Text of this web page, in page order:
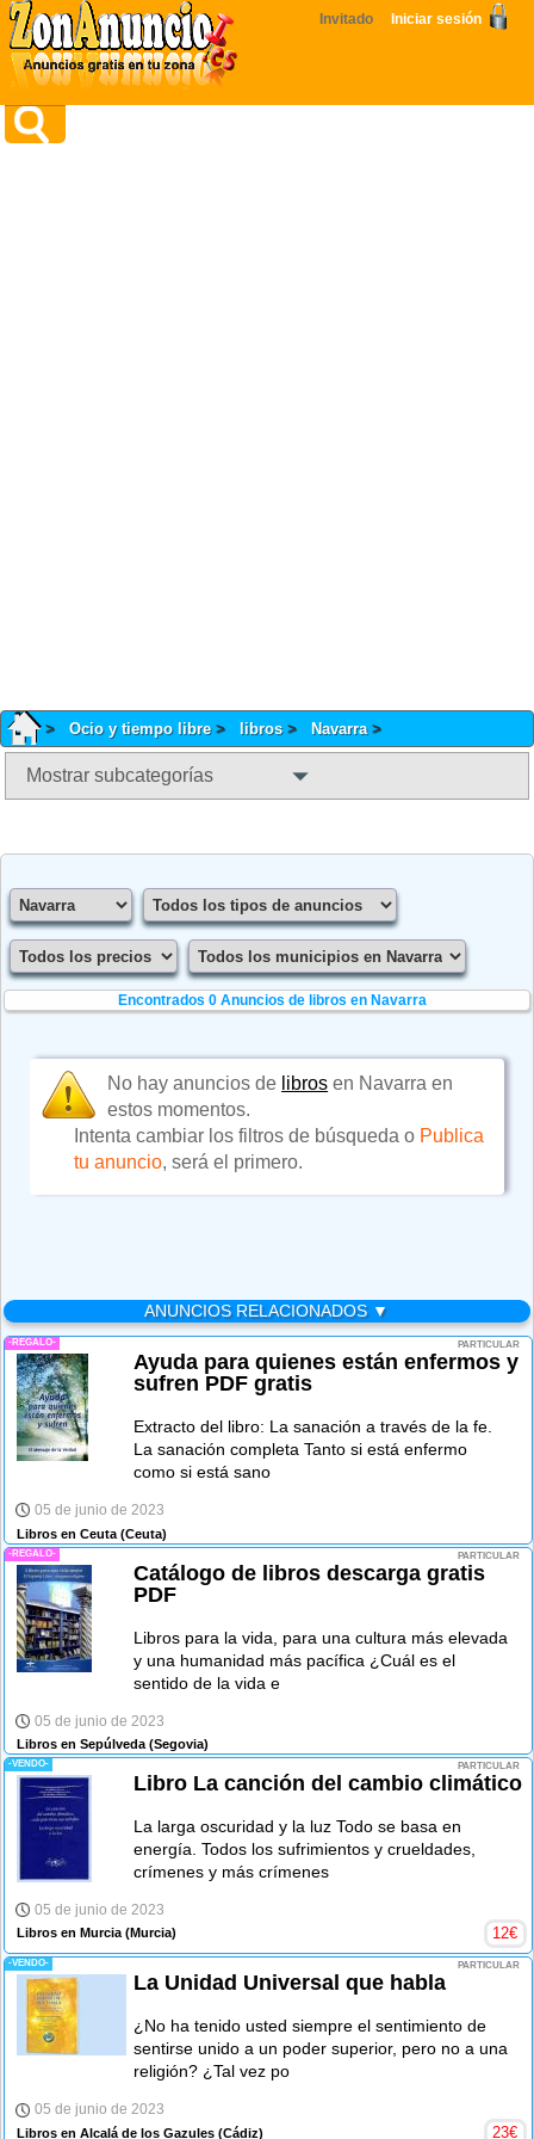
Invitado Iniciar sesión
Ocio y tiempo libre libros Navarra
Mostrar subcategorías
Encontrados 0 Anuncios de libros en Navarra
No hay anuncios de libros en Navarra en
estos momentos.
Intenta cambiar los filtros de búsqueda o Publica
tu anuncio, será el primero.
ANUNCIOS RELACIONADOS ▼
-REGALO- PARTICULAR
Ayuda para quienes están enfermos y
sufren PDF gratis
Extracto del libro: La sanación a través de la fe.
La sanación completa Tanto si está enfermo
como si está sano
05 de junio de 2023
Libros en Ceuta (Ceuta)
-REGALO- PARTICULAR
Catálogo de libros descarga gratis
PDF
Libros para la vida, para una cultura más elevada
y una humanidad más pacífica ¿Cuál es el
sentido de la vida e
05 de junio de 2023
Libros en Sepúlveda (Segovia)
-VENDO- PARTICULAR
Libro La canción del cambio climático
La larga oscuridad y la luz Todo se basa en
energía. Todos los sufrimientos y crueldades,
crímenes y más crímenes
05 de junio de 2023
Libros en Murcia (Murcia) 12€
-VENDO- PARTICULAR
La Unidad Universal que habla
¿No ha tenido usted siempre el sentimiento de
sentirse unido a un poder superior, pero no a una
religión? ¿Tal vez po
05 de junio de 2023
Libros en Alcalá de los Gazules (Cádiz) 23€